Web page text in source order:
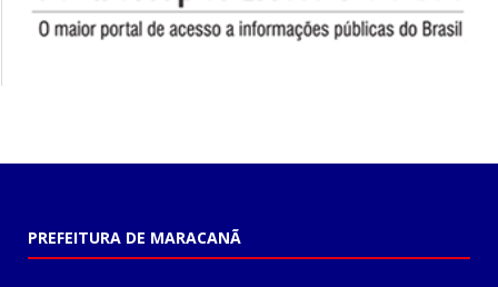
PREFEITURA DE MARACANÃ